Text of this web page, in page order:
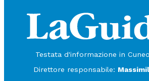
Testata d'informazione in
Direttore responsabile: